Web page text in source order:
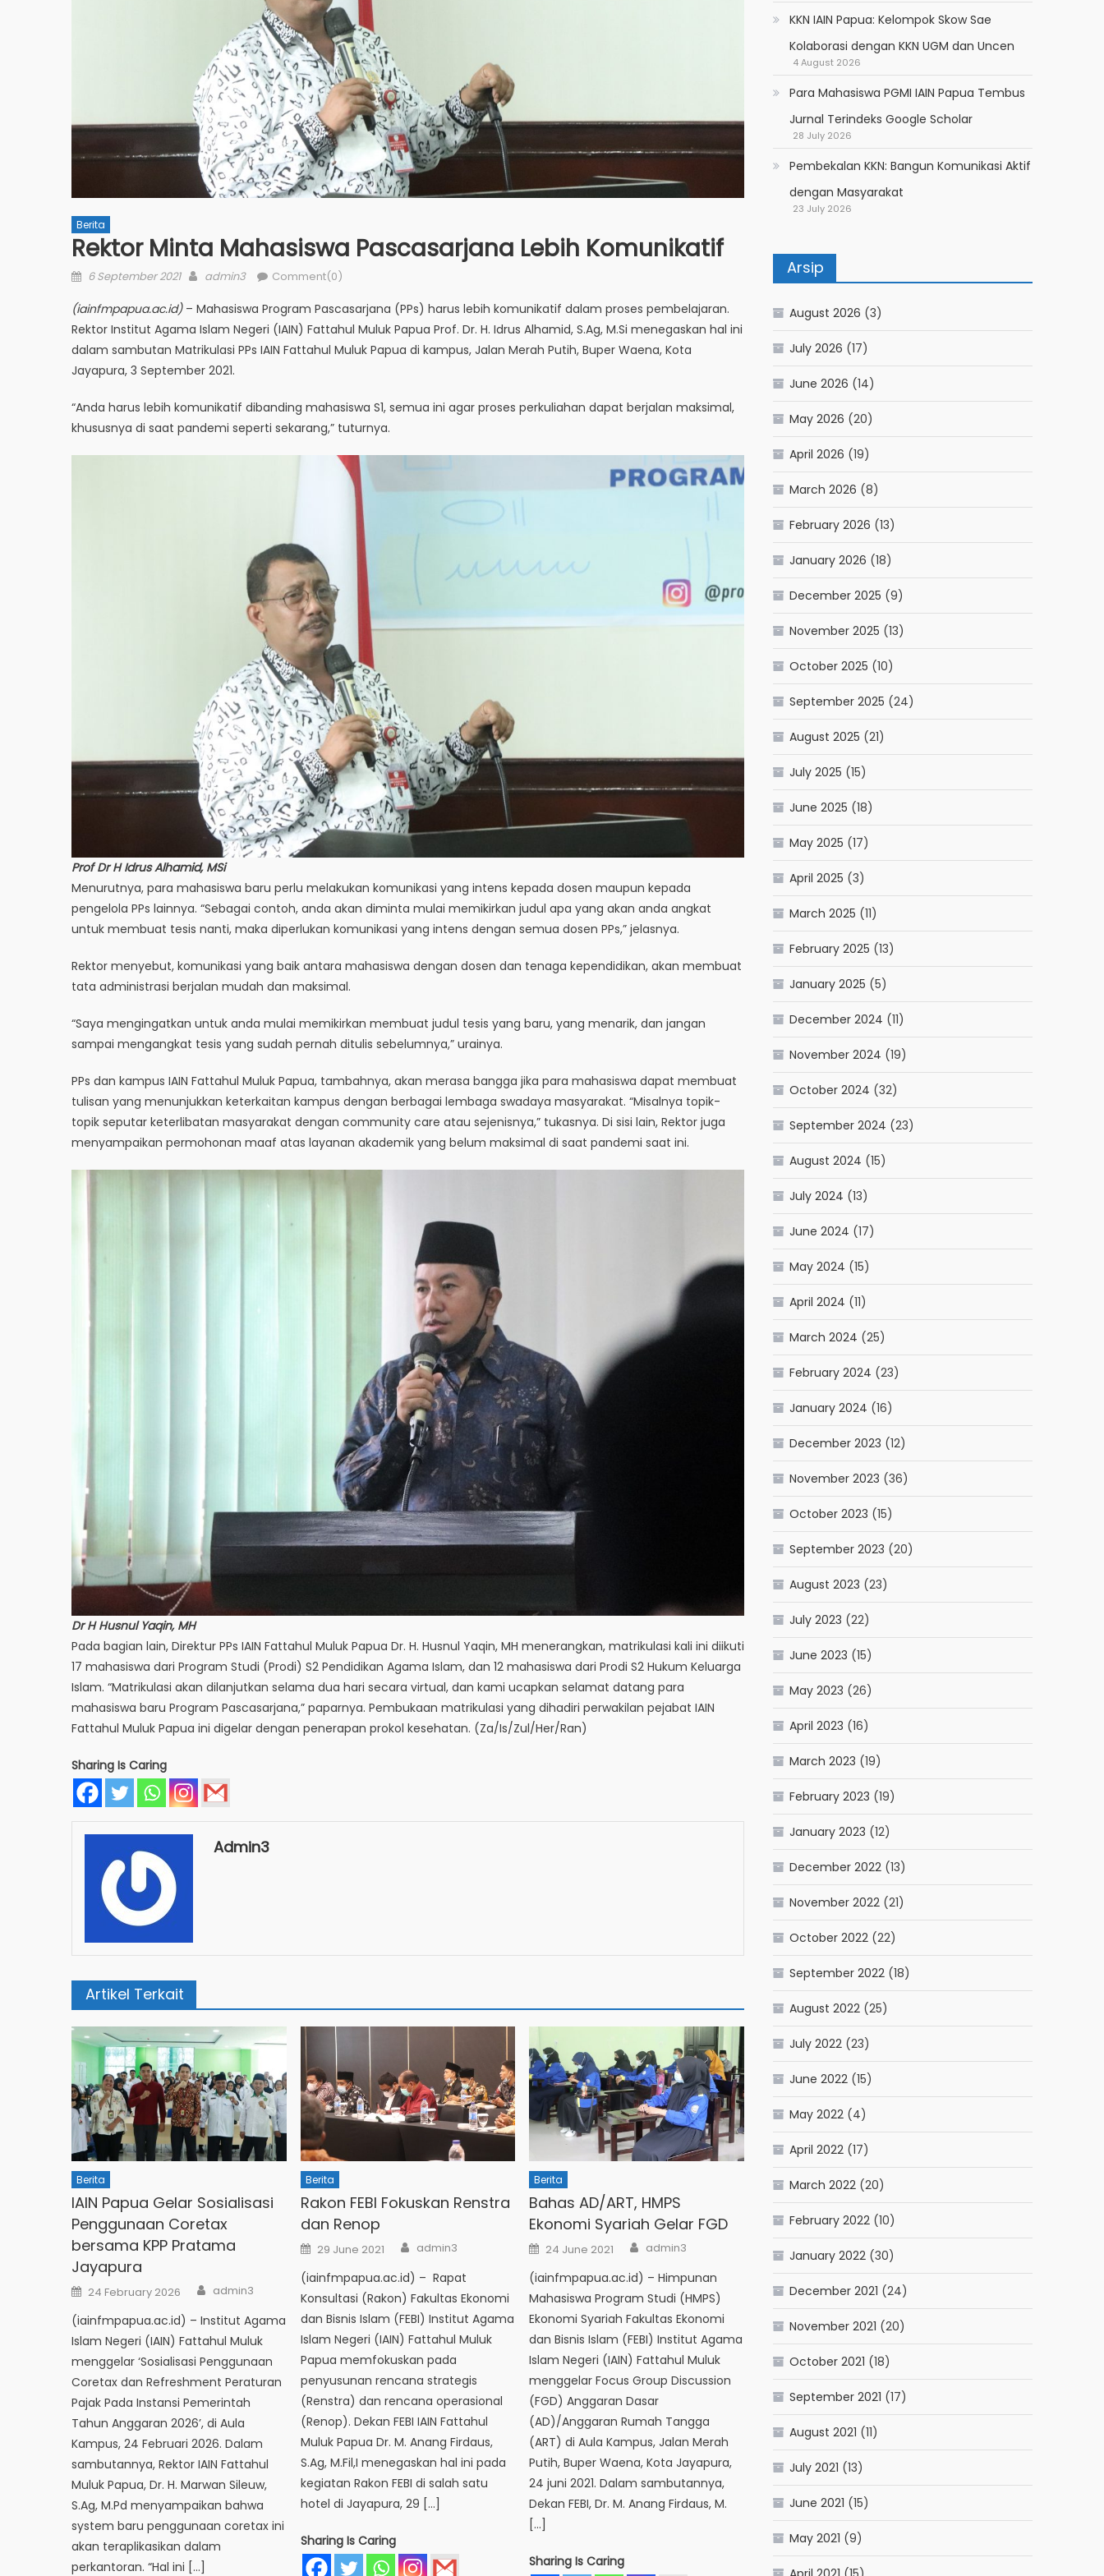
Berita
Rektor Minta Mahasiswa Pascasarjana Lebih Komunikatif
Posted
6 September 2021 Author
admin3 Comment(0)
(iainfmpapua.ac.id)– Mahasiswa Program Pascasarjana (PPs) harus lebih komunikatif dalam proses pembelajaran.
Rektor Institut Agama Islam Negeri (IAIN) Fattahul Muluk Papua Prof. Dr. H. Idrus Alhamid, S.Ag, M.Si menegaskan hal ini
dalam sambutan Matrikulasi PPs IAIN Fattahul Muluk Papua di kampus, Jalan Merah Putih, Buper Waena, Kota
Jayapura, 3 September 2021.
“Anda harus lebih komunikatif dibanding mahasiswa S1, semua ini agar proses perkuliahan dapat berjalan maksimal,
khususnya di saat pandemi seperti sekarang,” tuturnya.
Prof Dr H Idrus Alhamid, MSi
Menurutnya, para mahasiswa baru perlu melakukan komunikasi yang intens kepada dosen maupun kepada
pengelola PPs lainnya. “Sebagai contoh, anda akan diminta mulai memikirkan judul apa yang akan anda angkat
untuk membuat tesis nanti, maka diperlukan komunikasi yang intens dengan semua dosen PPs,” jelasnya.
Rektor menyebut, komunikasi yang baik antara mahasiswa dengan dosen dan tenaga kependidikan, akan membuat
tata administrasi berjalan mudah dan maksimal.
“Saya mengingatkan untuk anda mulai memikirkan membuat judul tesis yang baru, yang menarik, dan jangan
sampai mengangkat tesis yang sudah pernah ditulis sebelumnya,” urainya.
PPs dan kampus IAIN Fattahul Muluk Papua, tambahnya, akan merasa bangga jika para mahasiswa dapat membuat
tulisan yang menunjukkan keterkaitan kampus dengan berbagai lembaga swadaya masyarakat. “Misalnya topik-
topik seputar keterlibatan masyarakat dengan community care atau sejenisnya,” tukasnya. Di sisi lain, Rektor juga
menyampaikan permohonan maaf atas layanan akademik yang belum maksimal di saat pandemi saat ini.
Dr H Husnul Yaqin, MH
Pada bagian lain, Direktur PPs IAIN Fattahul Muluk Papua Dr. H. Husnul Yaqin, MH menerangkan, matrikulasi kali ini diikuti
17 mahasiswa dari Program Studi (Prodi) S2 Pendidikan Agama Islam, dan 12 mahasiswa dari Prodi S2 Hukum Keluarga
Islam. “Matrikulasi akan dilanjutkan selama dua hari secara virtual, dan kami ucapkan selamat datang para
mahasiswa baru Program Pascasarjana,” paparnya. Pembukaan matrikulasi yang dihadiri perwakilan pejabat IAIN
Fattahul Muluk Papua ini digelar dengan penerapan prokol kesehatan. (Za/Is/Zul/Her/Ran)
Sharing Is Caring
Admin3
Artikel Terkait
Berita
IAIN Papua Gelar Sosialisasi
Penggunaan Coretax
bersama KPP Pratama
Jayapura
Posted
on
24 February 2026 Author
admin3
(iainfmpapua.ac.id) – Institut Agama
Islam Negeri (IAIN) Fattahul Muluk
menggelar ‘Sosialisasi Penggunaan
Coretax dan Refreshment Peraturan
Pajak Pada Instansi Pemerintah
Tahun Anggaran 2026’, di Aula
Kampus, 24 Februari 2026. Dalam
sambutannya, Rektor IAIN Fattahul
Muluk Papua, Dr. H. Marwan Sileuw,
S.Ag, M.Pd menyampaikan bahwa
system baru penggunaan coretax ini
akan teraplikasikan dalam
perkantoran. “Hal ini […]
Berita
Rakon FEBI Fokuskan Renstra
dan Renop
Posted
on
29 June 2021 Author
admin3
(iainfmpapua.ac.id) – Rapat
Konsultasi (Rakon) Fakultas Ekonomi
dan Bisnis Islam (FEBI) Institut Agama
Islam Negeri (IAIN) Fattahul Muluk
Papua memfokuskan pada
penyusunan rencana strategis
(Renstra) dan rencana operasional
(Renop). Dekan FEBI IAIN Fattahul
Muluk Papua Dr. M. Anang Firdaus,
S.Ag, M.Fil,I menegaskan hal ini pada
kegiatan Rakon FEBI di salah satu
hotel di Jayapura, 29 […]
Sharing Is Caring
Berita
Bahas AD/ART, HMPS
Ekonomi Syariah Gelar FGD
Posted
on
24 June 2021 Author
admin3
(iainfmpapua.ac.id) – Himpunan
Mahasiswa Program Studi (HMPS)
Ekonomi Syariah Fakultas Ekonomi
dan Bisnis Islam (FEBI) Institut Agama
Islam Negeri (IAIN) Fattahul Muluk
menggelar Focus Group Discussion
(FGD) Anggaran Dasar
(AD)/Anggaran Rumah Tangga
(ART) di Aula Kampus, Jalan Merah
Putih, Buper Waena, Kota Jayapura,
24 juni 2021. Dalam sambutannya,
Dekan FEBI, Dr. M. Anang Firdaus, M.
[…]
Sharing Is Caring
KKN IAIN Papua: Kelompok Skow Sae
Kolaborasi dengan KKN UGM dan Uncen
4 August 2026
Para Mahasiswa PGMI IAIN Papua Tembus
Jurnal Terindeks Google Scholar
28 July 2026
Pembekalan KKN: Bangun Komunikasi Aktif
dengan Masyarakat
23 July 2026
Arsip
August 2026 (3)
July 2026 (17)
June 2026 (14)
May 2026 (20)
April 2026 (19)
March 2026 (8)
February 2026 (13)
January 2026 (18)
December 2025 (9)
November 2025 (13)
October 2025 (10)
September 2025 (24)
August 2025 (21)
July 2025 (15)
June 2025 (18)
May 2025 (17)
April 2025 (3)
March 2025 (11)
February 2025 (13)
January 2025 (5)
December 2024 (11)
November 2024 (19)
October 2024 (32)
September 2024 (23)
August 2024 (15)
July 2024 (13)
June 2024 (17)
May 2024 (15)
April 2024 (11)
March 2024 (25)
February 2024 (23)
January 2024 (16)
December 2023 (12)
November 2023 (36)
October 2023 (15)
September 2023 (20)
August 2023 (23)
July 2023 (22)
June 2023 (15)
May 2023 (26)
April 2023 (16)
March 2023 (19)
February 2023 (19)
January 2023 (12)
December 2022 (13)
November 2022 (21)
October 2022 (22)
September 2022 (18)
August 2022 (25)
July 2022 (23)
June 2022 (15)
May 2022 (4)
April 2022 (17)
March 2022 (20)
February 2022 (10)
January 2022 (30)
December 2021 (24)
November 2021 (20)
October 2021 (18)
September 2021 (17)
August 2021 (11)
July 2021 (13)
June 2021 (15)
May 2021 (9)